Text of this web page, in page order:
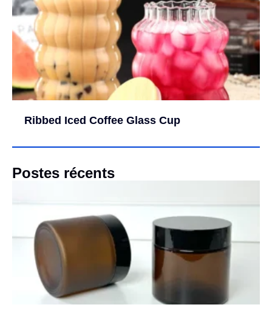
Ribbed Iced Coffee Glass Cup
Postes récents